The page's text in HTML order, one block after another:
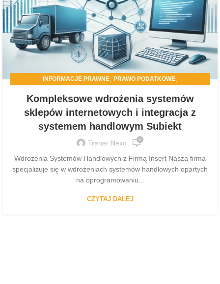
INFORMACJE PRAWNE PRAWO PODATKOWE
Kompleksowe wdrożenia systemów
sklepów internetowych i integracja z
systemem handlowym Subiekt
Trener Nexo 0
Wdrożenia Systemów Handlowych z Firmą Insert Nasza firma
specjalizuje się w wdrożeniach systemów handlowych opartych
na oprogramowaniu...
CZYTAJ DALEJ